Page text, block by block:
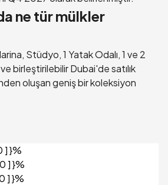
ne tür mülkler
Stüdyo, 1 Yatak Odalı, 1 ve 2
birleştirilebilir Dubai'de satılık
oluşan geniş bir koleksiyon
] }%
] }%
] }%